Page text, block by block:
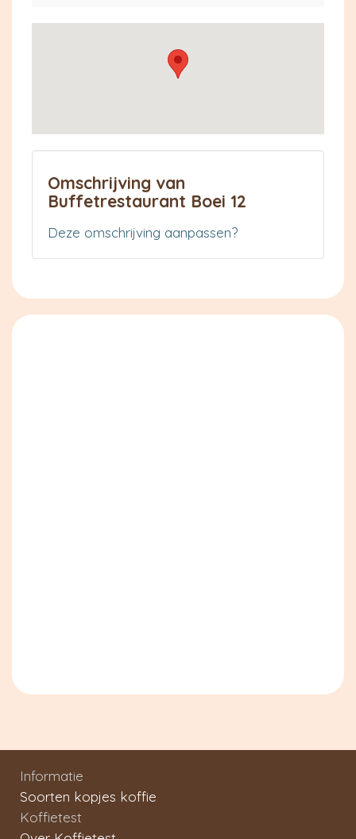
Omschrijving van
Buffetrestaurant Boei 12
Deze omschrijving aanpassen?
Informatie
Soorten kopjes koffie
Koffietest